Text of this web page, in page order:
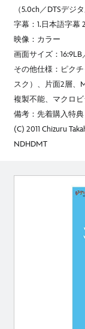
（5.0ch／DTSデジ
字幕：1.日本語字幕
映像：カラー
画面サイズ：
その他仕様：ピク
スク）、片面2層、
複製不能、マクロ
備考：先着購入特
(C) 2011 Chizuru
NDHDMT